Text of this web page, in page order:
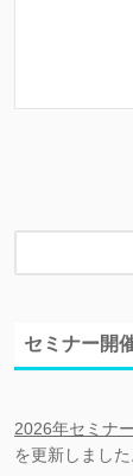
セミナー開
2026年セミナ
を更新しました